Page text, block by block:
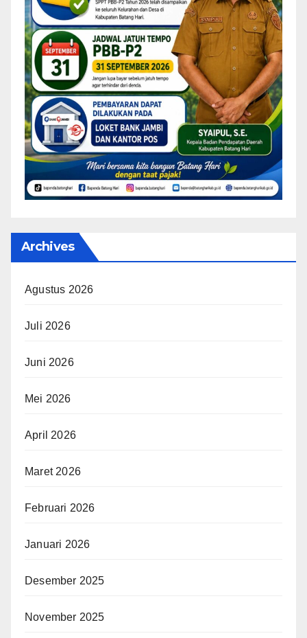
Archives
Agustus 2026
Juli 2026
Juni 2026
Mei 2026
April 2026
Maret 2026
Februari 2026
Januari 2026
Desember 2025
November 2025